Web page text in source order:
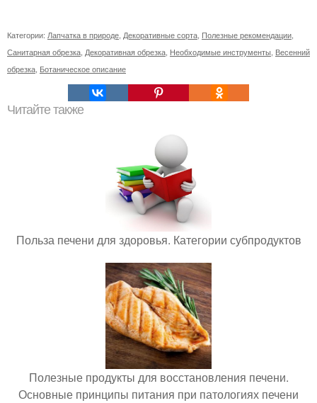
Категории: Лапчатка в природе Декоративные сорта Полезные рекомендации
Санитарная обрезка Декоративная обрезка Необходимые инструменты Весенний
обрезка Ботаническое описание
Читайте также
Польза печени для здоровья. Категории субпродуктов
Полезные продукты для восстановления печени.
Основные принципы питания при патологиях печени